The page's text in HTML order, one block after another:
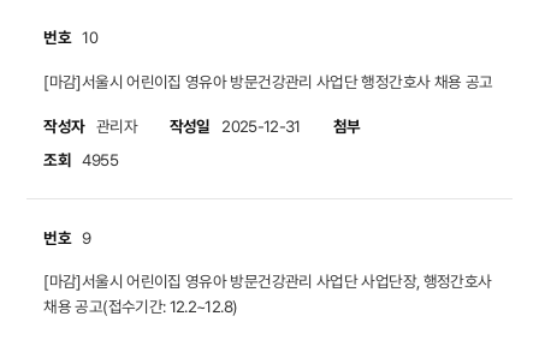
번호 10
[마감]서울시 어린이집 영유아 방문건강관리 사업단 행정간호사 채용 공고
작성자 관리자 작성일 2025-12-31
첨부
조회 4955
번호 9
[마감]서울시 어린이집 영유아 방문건강관리 사업단 사업단장, 행정간호사
채용 공고(접수기간: 12.2~12.8)